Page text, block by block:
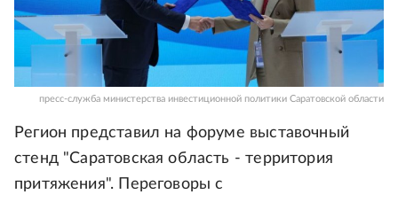
пресс-служба министерства инвестиционной политики Саратовской области
Регион представил на форуме выставочный
стенд "Саратовская область - территория
притяжения". Переговоры с